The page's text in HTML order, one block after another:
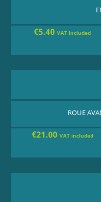
€5.40VAT included
ROUE
€21.00 VAT included